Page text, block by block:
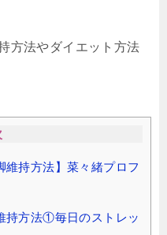
方法やダイエット方法
維持方法】菜々緒プロフ
持方法①毎日のストレッ